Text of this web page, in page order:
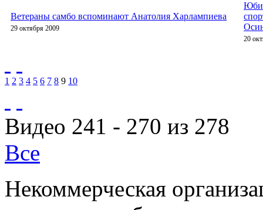
Ветераны самбо вспоминают Анатолия Харлампиева
29 октября 2009
20
1 2 3 4 5 6 7 8 9 10
Видео 241 - 270 из 278
Все
Некоммерческая